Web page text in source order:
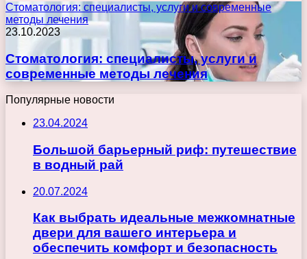
Стоматология: специалисты, услуги и современные
методы лечения
23.10.2023
Стоматология: специалисты, услуги и
современные методы лечения
Популярные новости
23.04.2024
Большой барьерный риф: путешествие
в водный рай
20.07.2024
Как выбрать идеальные межкомнатные
двери для вашего интерьера и
обеспечить комфорт и безопасность